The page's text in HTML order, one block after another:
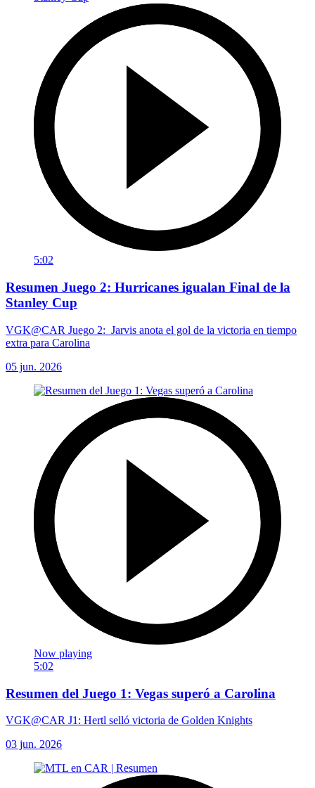
5:02
Resumen Juego 2: Hurricanes igualan Final de la
Stanley Cup
VGK@CAR Juego 2: Jarvis anota el gol de la victoria en tiempo
extra para Carolina
05 jun. 2026
Now playing
5:02
Resumen del Juego 1: Vegas superó a Carolina
VGK@CAR J1: Hertl selló victoria de Golden Knights
03 jun. 2026